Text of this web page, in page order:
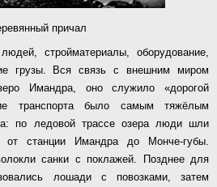
причал
стройматериалы, оборудование,
грузы. Вся связь с внешним миром
Имандра, оно служило «дорогой
транспорта было самым тяжёлым
по ледовой трассе озера люди шли
от станции Имандра до Монче-губы.
санки с поклажей. Позднее для
лошади с повозками, затем